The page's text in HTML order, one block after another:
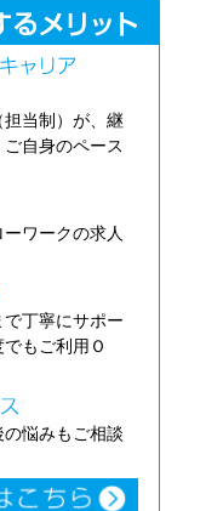
当制）が、継
自身のペース
ワークの求人
丁寧にサポー
もご利用Ｏ
悩みもご相談